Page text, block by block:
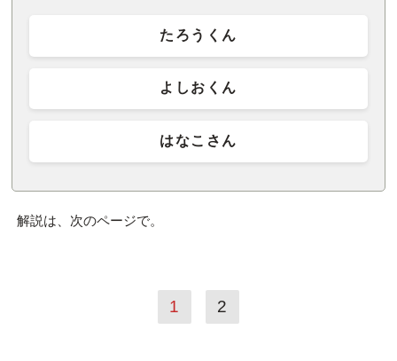
たろうくん
よしおくん
はなこさん
解説は、次のページで。
1 2